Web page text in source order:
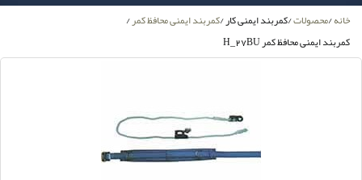
خانه/محصولات/کمربند ایمنی کار/کمربند ایمنی محافظ کمر/
کمربند ایمنی محافظ کمر H_27BU